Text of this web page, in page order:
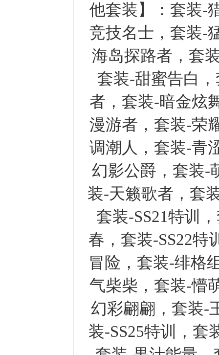
他套装】：套装-
竞技名士，套装-
海岛探路者，套
套装-甜蜜告白
者，套装-暗金炫
漫游者，套装-荣
调潮人，套装-青
幻影公爵，套装-
装-天籁歌者，套
套装-SS21特训
春，套装-SS22
冒险，套装-绯格
气柴柴，套装-懵
幻彩翩翩，套装-
装-SS25特训，